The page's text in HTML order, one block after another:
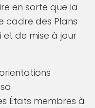
en sorte que la
cadre des Plans
et de mise à jour
États membres à